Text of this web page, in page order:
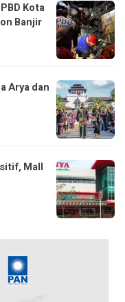
Kota
Banjir
Arya dan
Mall